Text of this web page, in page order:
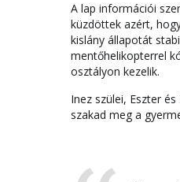
A lap információi
küzdöttek azért,
kislány állapotát
mentőhelikopterrel
osztályon kezelik.
Inez szülei, Eszter
szakad meg a